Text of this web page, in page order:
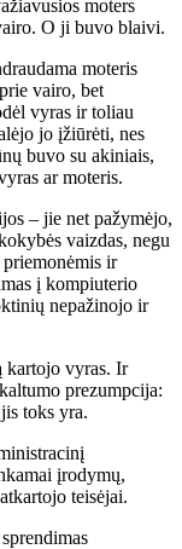
moters
O ji buvo blaivi.
moteris
vairo, bet
vyras ir toliau
jo įžiūrėti, nes
buvo su akiniais,
ar moteris.
– jie net pažymėjo,
vaizdas, negu
ir
į kompiuterio
nepažinojo ir
kartojo vyras. Ir
prezumpcija:
toks yra.
įrodymų,
teisėjai.